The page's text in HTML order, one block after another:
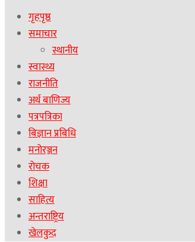
गृहपृष्ठ
समाचार
स्थानीय
स्वास्थ्य
राजनीति
अर्थ बाणिज्य
पत्रपत्रिका
बिज्ञान प्रबिधि
मनोरञ्जन
रोचक
शिक्षा
साहित्य
अन्तराष्ट्रिय
खेलकुद